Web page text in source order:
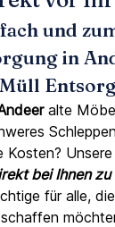
und
in
alte
Unsere
bei Ihnen zu
für alle,